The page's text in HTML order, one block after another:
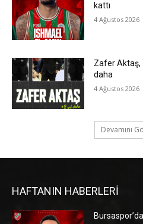
kattı
4 Ağustos 2026
Zafer Aktaş,
daha
4 Ağustos 2026
Devamını
HAFTANIN HABERLERİ